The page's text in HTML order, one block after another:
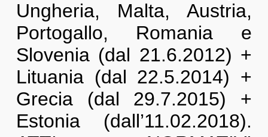
Ungheria, Malta, Austria,
Portogallo, Romania e
Slovenia (dal 21.6.2012) +
Lituania (dal 22.5.2014) +
Grecia (dal 29.7.2015) +
Estonia (dall’11.02.2018).